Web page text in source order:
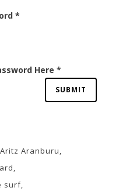
*
Here *
Aritz Aranburu
surf